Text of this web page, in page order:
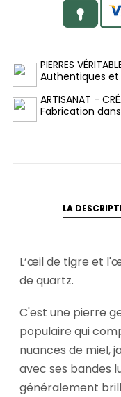
PIERRES
Authentiques
ARTISANAT -
Fabrication
LA
L’œil de tigre et
de quartz.
C'est une pierre
populaire qui
nuances de miel,
avec ses bandes
généralement